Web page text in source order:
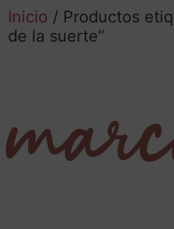
Inicio / Productos
de la suerte”